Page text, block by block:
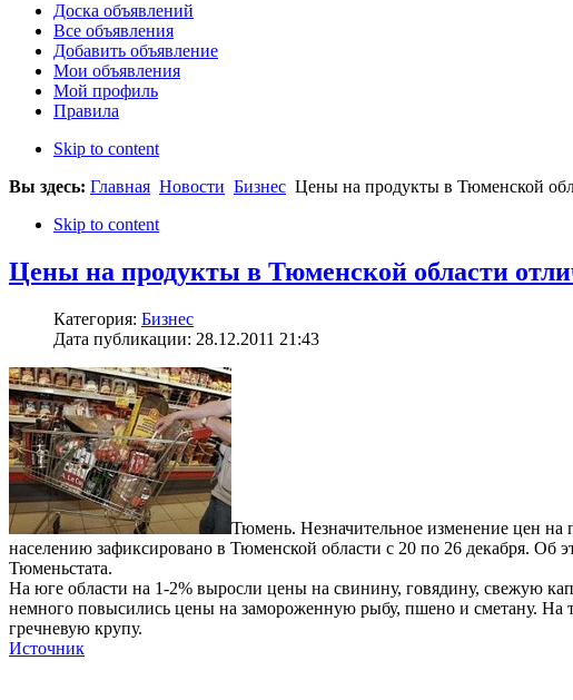
Доска объявлений
Все объявления
Добавить объявление
Мои объявления
Мой профиль
Правила
Skip to content
Вы здесь: Главная Новости Бизнес Цены на продукты в Тюменской
Skip to content
Цены на продукты в Тюменской области
Категория: Бизнес
Дата публикации: 28.12.2011 21:43
Тюмень. Незначительное изменение цен на
населению зафиксировано в Тюменской области с 20 по 26 декабря. Об
Тюменьстата.
На юге области на 1-2% выросли цены на свинину, говядину, свежую
немного повысились цены на замороженную рыбу, пшено и сметану. На
гречневую крупу.
Источник